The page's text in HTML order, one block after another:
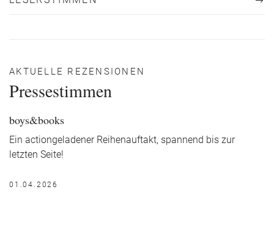
AKTUELLE REZENSIONEN
Pressestimmen
boys&books
Ein actiongeladener Reihenauftakt, spannend bis zur
letzten Seite!
01.04.2026